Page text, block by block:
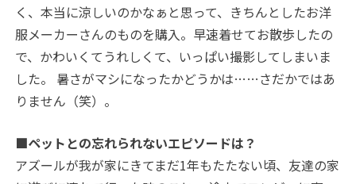
く、本当に涼しいのかなぁと思って、きちんとしたお洋
服メーカーさんのものを購入。早速着せてお散歩したの
で、かわいくてうれしくて、いっぱい撮影してしまいま
した。 暑さがマシになったかどうかは……さだかではあ
りません（笑）。
■ペットとの忘れられないエピソードは？
アズールが我が家にきてまだ1年もたたない頃、友達の家